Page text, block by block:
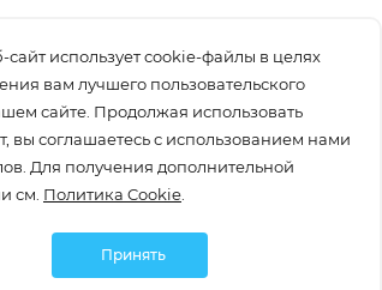
использует cookie-файлы в целях
вам лучшего пользовательского
сайте. Продолжая использовать
вы соглашаетесь с использованием нами
Для получения дополнительной
см. Политика Cookie
Принять